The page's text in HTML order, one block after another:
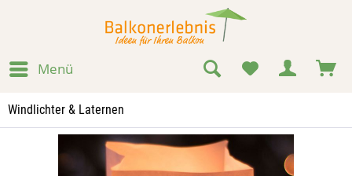
Menü
Windlichter & Laternen